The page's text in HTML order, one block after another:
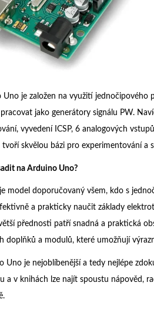
je založen na využití jednočipového
jako generátory signálu PW.
vyvedení ICSP, 6 analogových
tvoří skvělou bázi pro experimentování a
na Arduino Uno?
model doporučovaný všem, kdo s
a prakticky naučit základy
přednosti patří snadná a praktická
doplňků a modulů, které umožňují
Uno je nejoblíbenější a tedy nejlépe
a v knihách lze najít spoustu nápověd,